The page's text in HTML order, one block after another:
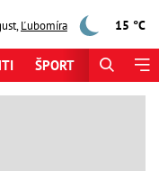
,Ľubomíra 15 °C
ŠPORT